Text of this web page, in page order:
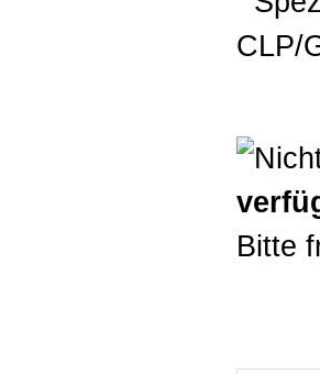
Bitte